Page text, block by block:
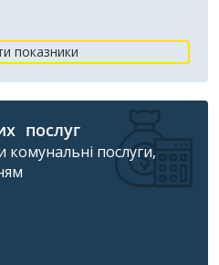
показники
послуг
послуги,